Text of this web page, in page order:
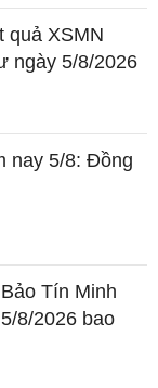
quả XSMN
ngày 5/8/2026
nay 5/8: Đồng
Tín Minh
8/2026 bao